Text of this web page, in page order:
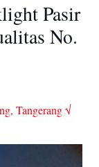
Pasir
No.
Tangerang √